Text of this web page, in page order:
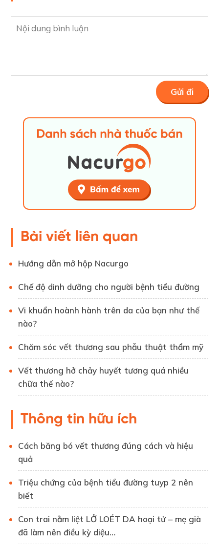
Bài viết liên quan
Hướng dẫn mở hộp Nacurgo
Chế độ dinh dưỡng cho người bệnh tiểu đường
Vi khuẩn hoành hành trên da của bạn như thế
nào?
Chăm sóc vết thương sau phẫu thuật thẩm mỹ
Vết thương hở chảy huyết tương quá nhiều
chữa thế nào?
Thông tin hữu ích
Cách băng bó vết thương đúng cách và hiệu
quả
Triệu chứng của bệnh tiểu đường tuyp 2 nên
biết
Con trai nằm liệt LỞ LOÉT DA hoại tử – mẹ già
đã làm nên điều kỳ diệu…